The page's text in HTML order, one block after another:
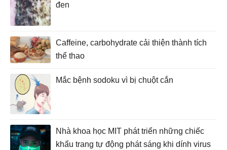
đen
Caffeine, carbohydrate cải thiện thành tích
thể thao
Mắc bệnh sodoku vì bị chuột cắn
Nhà khoa học MIT phát triển những chiếc
khẩu trang tự động phát sáng khi dính virus